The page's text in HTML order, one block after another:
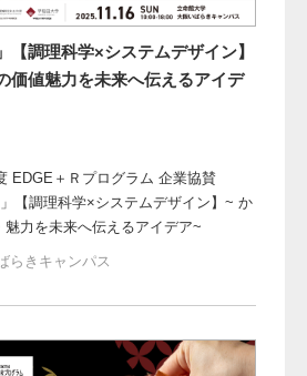
【調理科学×システムデザイン】
価値魅力を未来へ伝えるアイデ
EDGE＋Ｒプログラム 企業協賛
【調理科学×システムデザイン】~ か
力を未来へ伝えるアイデア~
らきキャンパス